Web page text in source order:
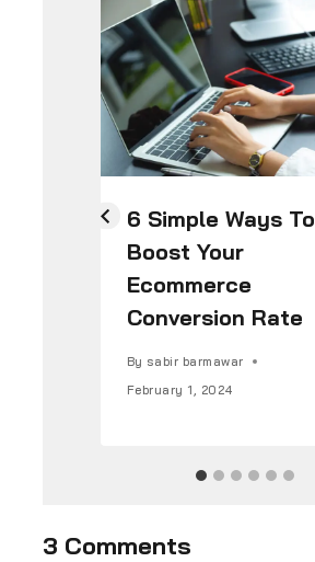
6 Simple Ways To
Boost Your
Ecommerce
Conversion Rate
By sabir barmawar
February 1, 2024
3 Comments